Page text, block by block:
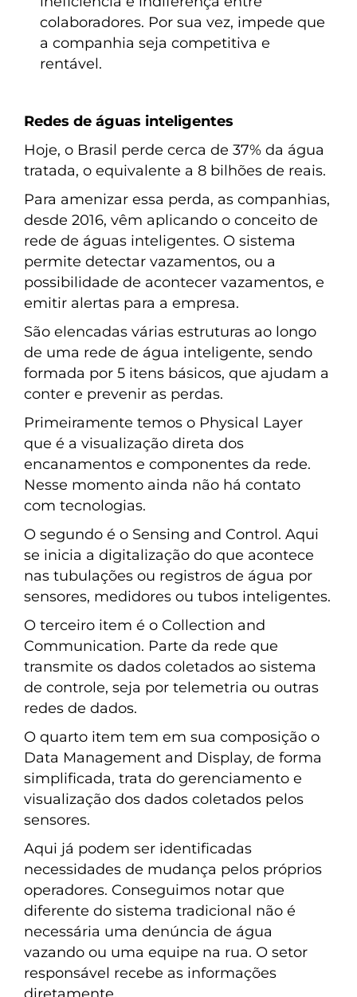
colaboradores. Por sua vez, impede que
a companhia seja competitiva e
rentável.
Redes de águas inteligentes
Hoje, o Brasil perde cerca de 37% da água
tratada, o equivalente a 8 bilhões de reais.
Para amenizar essa perda, as companhias,
desde 2016, vêm aplicando o conceito de
rede de águas inteligentes. O sistema
permite detectar vazamentos, ou a
possibilidade de acontecer vazamentos, e
emitir alertas para a empresa.
São elencadas várias estruturas ao longo
de uma rede de água inteligente, sendo
formada por 5 itens básicos, que ajudam a
conter e prevenir as perdas.
Primeiramente temos o Physical Layer
que é a visualização direta dos
encanamentos e componentes da rede.
Nesse momento ainda não há contato
com tecnologias.
O segundo é o Sensing and Control. Aqui
se inicia a digitalização do que acontece
nas tubulações ou registros de água por
sensores, medidores ou tubos inteligentes.
O terceiro item é o Collection and
Communication. Parte da rede que
transmite os dados coletados ao sistema
de controle, seja por telemetria ou outras
redes de dados.
O quarto item tem em sua composição o
Data Management and Display, de forma
simplificada, trata do gerenciamento e
visualização dos dados coletados pelos
sensores.
Aqui já podem ser identificadas
necessidades de mudança pelos próprios
operadores. Conseguimos notar que
diferente do sistema tradicional não é
necessária uma denúncia de água
vazando ou uma equipe na rua. O setor
responsável recebe as informações